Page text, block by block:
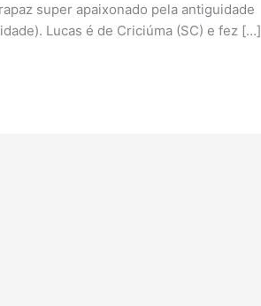
super apaixonado pela antiguidade
Lucas é de Criciúma (SC) e fez […]